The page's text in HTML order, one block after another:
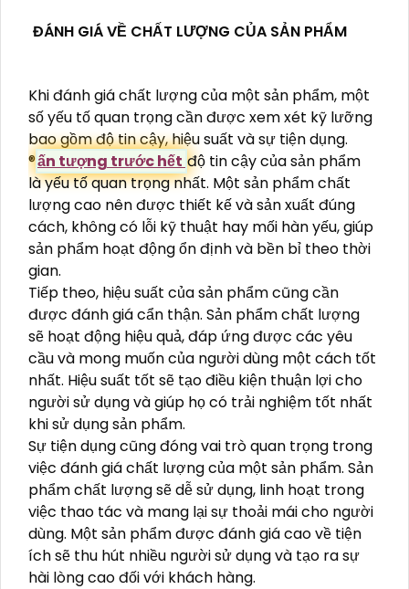
ĐÁNH GIÁ VỀ CHẤT LƯỢNG CỦA SẢN PHẨM
Khi đánh giá chất lượng của một sản phẩm, một
số yếu tố quan trọng cần được xem xét kỹ lưỡng
bao gồm độ tin cậy, hiệu suất và sự tiện dụng.
®️ấn tượng trước hết độ tin cậy của sản phẩm
là yếu tố quan trọng nhất. Một sản phẩm chất
lượng cao nên được thiết kế và sản xuất đúng
cách, không có lỗi kỹ thuật hay mối hàn yếu, giúp
sản phẩm hoạt động ổn định và bền bỉ theo thời
gian.
Tiếp theo, hiệu suất của sản phẩm cũng cần
được đánh giá cẩn thận. Sản phẩm chất lượng
sẽ hoạt động hiệu quả, đáp ứng được các yêu
cầu và mong muốn của người dùng một cách tốt
nhất. Hiệu suất tốt sẽ tạo điều kiện thuận lợi cho
người sử dụng và giúp họ có trải nghiệm tốt nhất
khi sử dụng sản phẩm.
Sự tiện dụng cũng đóng vai trò quan trọng trong
việc đánh giá chất lượng của một sản phẩm. Sản
phẩm chất lượng sẽ dễ sử dụng, linh hoạt trong
việc thao tác và mang lại sự thoải mái cho người
dùng. Một sản phẩm được đánh giá cao về tiện
ích sẽ thu hút nhiều người sử dụng và tạo ra sự
hài lòng cao đối với khách hàng.